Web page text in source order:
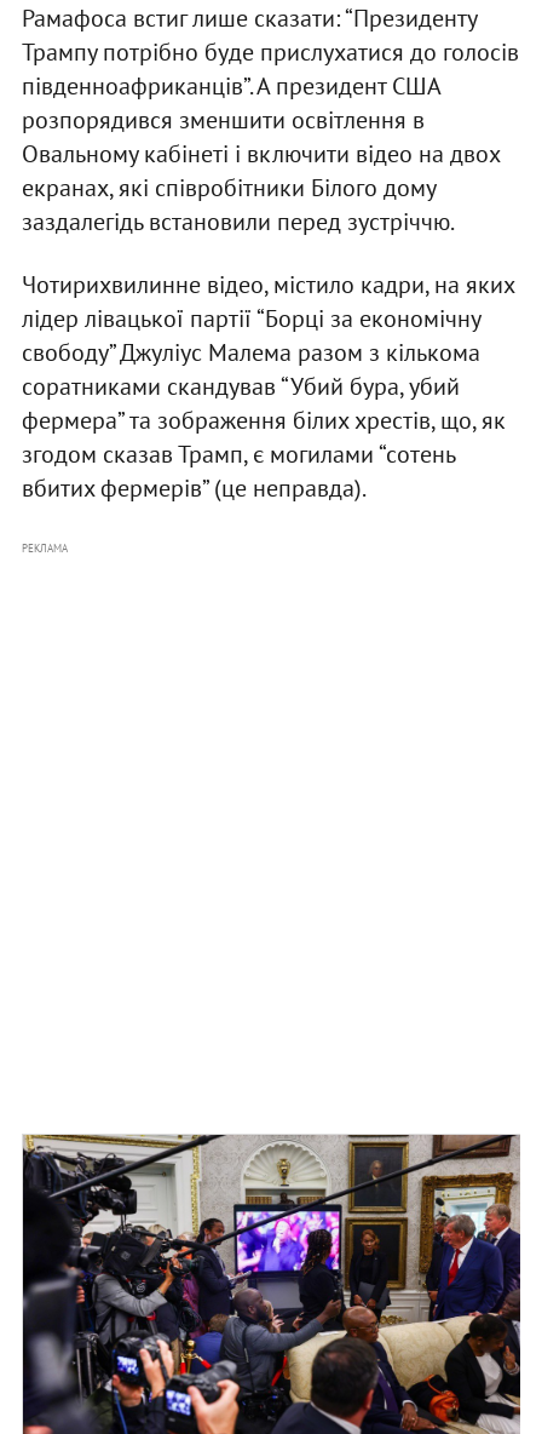
Рамафоса встиг лише сказати: “Президенту
Трампу потрібно буде прислухатися до голосів
південноафриканців”. А президент США
розпорядився зменшити освітлення в
Овальному кабінеті і включити відео на двох
екранах, які співробітники Білого дому
заздалегідь встановили перед зустріччю.
Чотирихвилинне відео, містило кадри, на яких
лідер лівацької партії “Борці за економічну
свободу” Джуліус Малема разом з кількома
соратниками скандував “Убий бура, убий
фермера” та зображення білих хрестів, що, як
згодом сказав Трамп, є могилами “сотень
вбитих фермерів” (це неправда).
РЕКЛАМА